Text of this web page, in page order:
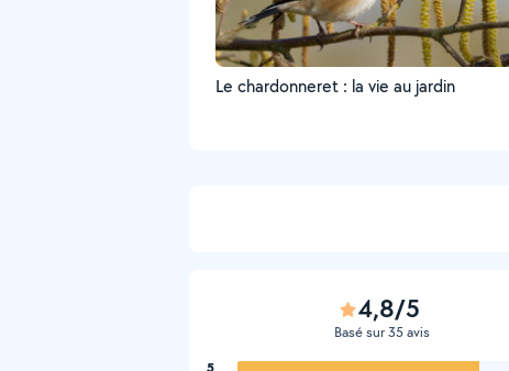
Le chardonneret : la vie au jardin
4,8/5
Basé sur 35 avis
5